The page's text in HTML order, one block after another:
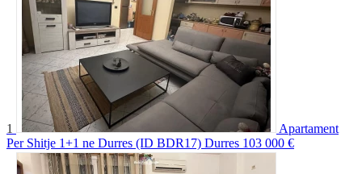
1
Apartament
Per Shitje 1+1 ne Durres (ID BDR17) Durres 103 000 €